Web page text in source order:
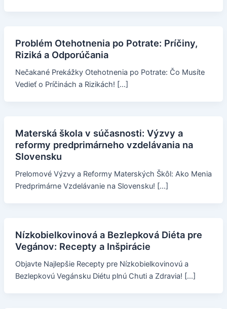
Problém Otehotnenia po Potrate: Príčiny,
Riziká a Odporúčania
Nečakané Prekážky Otehotnenia po Potrate: Čo Musíte
Vedieť o Príčinách a Rizikách! […]
Materská škola v súčasnosti: Výzvy a
reformy predprimárneho vzdelávania na
Slovensku
Prelomové Výzvy a Reformy Materských Škôl: Ako Menia
Predprimárne Vzdelávanie na Slovensku! […]
Nízkobielkovinová a Bezlepková Diéta pre
Vegánov: Recepty a Inšpirácie
Objavte Najlepšie Recepty pre Nízkobielkovinovú a
Bezlepkovú Vegánsku Diétu plnú Chuti a Zdravia! […]